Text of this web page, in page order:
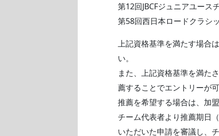
第12回JBCFジュニアユー
第58回西日本ロードクラシ
上記資格基準を満たす場合
い。
また、上記資格基準を満た
薦することでエントリーが
推薦を希望する場合は、加
チーム代表者より推薦期日
いただいた申請を審議し、